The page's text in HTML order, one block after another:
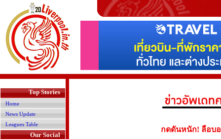
Top Stories
Home
News Update
Leagues Table
Our Social
กดดันหนัก! ลือบ